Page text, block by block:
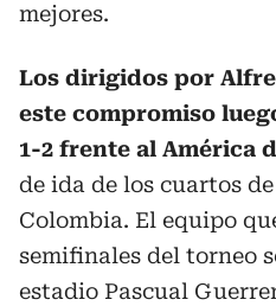
mejores.
Los dirigidos por
este compromiso
1-2 frente al América
de ida de los cuartos
Colombia. El equipo
semifinales del torneo
estadio Pascual